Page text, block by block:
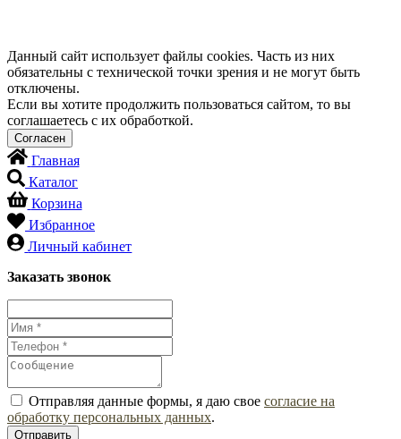
Данный сайт использует файлы cookies. Часть из них
обязательны с технической точки зрения и не могут быть
отключены.
Если вы хотите продолжить пользоваться сайтом, то вы
соглашаетесь с их обработкой.
Главная
Каталог
Корзина
Избранное
Личный кабинет
Заказать звонок
Отправляя данные формы, я даю свое согласие на
обработку персональных данных.
Отправить